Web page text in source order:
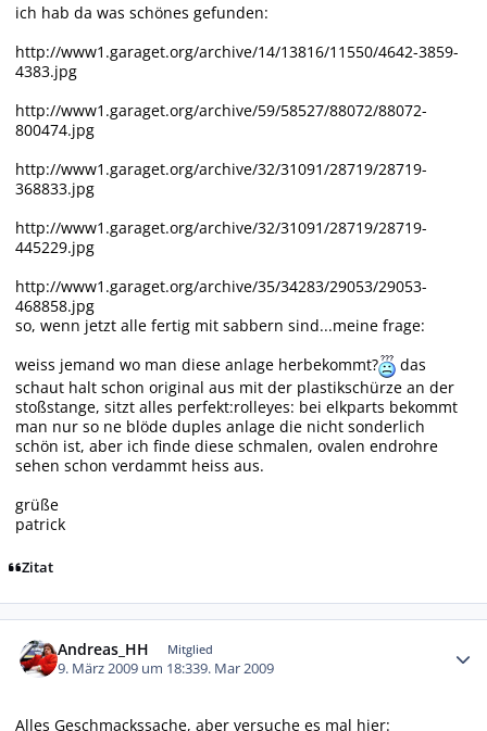
ich hab da was schönes gefunden:
http://www1.garaget.org/archive/14/13816/11550/4642-3859-
4383.jpg
http://www1.garaget.org/archive/59/58527/88072/88072-
800474.jpg
http://www1.garaget.org/archive/32/31091/28719/28719-
368833.jpg
http://www1.garaget.org/archive/32/31091/28719/28719-
445229.jpg
http://www1.garaget.org/archive/35/34283/29053/29053-
468858.jpg
so, wenn jetzt alle fertig mit sabbern sind...meine frage:
weiss jemand wo man diese anlage herbekommt?
das
schaut halt schon original aus mit der plastikschürze an der
stoßstange, sitzt alles perfekt:rolleyes: bei elkparts bekommt
man nur so ne blöde duples anlage die nicht sonderlich
schön ist, aber ich finde diese schmalen, ovalen endrohre
sehen schon verdammt heiss aus.
grüße
patrick
Zitat
Andreas_HH Mitglied
9. März 2009 um 18:339. Mar 2009
Alles Geschmackssache, aber versuche es mal hier: